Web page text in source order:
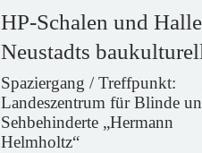
HP-Schalen und
Neustadts
Spaziergang / Treffpunkt:
Landeszentrum für Blinde
Sehbehinderte „Hermann
Helmholtz“